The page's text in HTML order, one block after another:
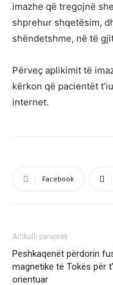
imazhe që tregojnë
shprehur shqetësim,
shëndetshme, në të
Përveç aplikimit të
kërkon që pacientët
internet.
Facebook
Artikulli paraprak
Peshkaqenët përdorin
magnetike të Tokës për
orientuar